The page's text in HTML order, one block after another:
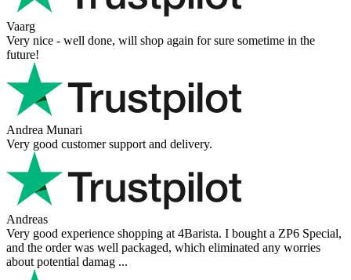
Vaarg
Very nice - well done, will shop again for sure sometime in the
future!
Andrea Munari
Very good customer support and delivery.
Andreas
Very good experience shopping at 4Barista. I bought a ZP6 Special,
and the order was well packaged, which eliminated any worries
about potential damag ...